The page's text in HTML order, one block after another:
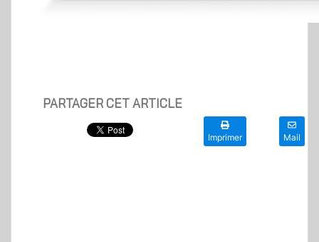
PARTAGER CET ARTICLE
Imprimer Mail